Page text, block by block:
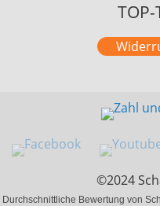
TOP-
©2024
Durchschnittliche Bewertung von